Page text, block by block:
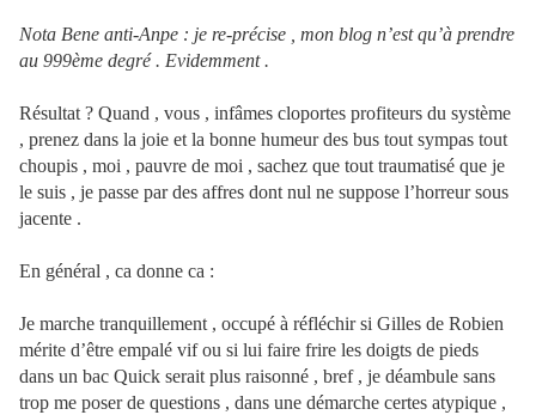
Nota Bene anti-Anpe : je re-précise , mon blog n’est qu’à prendre
au 999ème degré . Evidemment .
Résultat ? Quand , vous , infâmes cloportes profiteurs du système
, prenez dans la joie et la bonne humeur des bus tout sympas tout
choupis , moi , pauvre de moi , sachez que tout traumatisé que je
le suis , je passe par des affres dont nul ne suppose l’horreur sous
jacente .
En général , ca donne ca :
Je marche tranquillement , occupé à réfléchir si Gilles de Robien
mérite d’être empalé vif ou si lui faire frire les doigts de pieds
dans un bac Quick serait plus raisonné , bref , je déambule sans
trop me poser de questions , dans une démarche certes atypique ,